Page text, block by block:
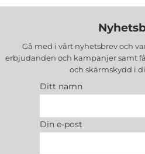
Gå med i vårt nyhetsbrev och
erbjudanden och kampanjer samt
och skärmskydd i
Ditt namn
Din e-post